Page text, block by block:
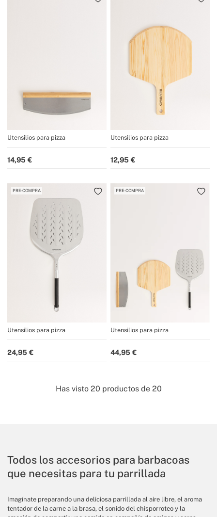
Utensilios para pizza
14,95
Utensilios para pizza
12,95
PRE-COMPRA
Utensilios para pizza
24,95
PRE-COMPRA
Utensilios para pizza
44,95
Has visto 20 productos de 20
Todos los accesorios para barbacoas
que necesitas para tu parrillada
Imagínate preparando una deliciosa parrillada al aire libre, el aroma
tentador de la carne a la brasa, el sonido del chisporroteo y la